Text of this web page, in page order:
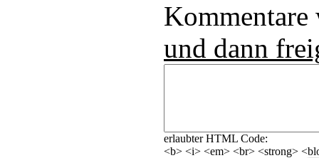
und dann
erlaubter HTML Code:
<b> <i> <em> <br> <strong>